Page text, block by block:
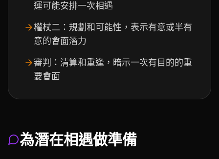
運可能安排一次相遇
權杖二：規劃和可能性，表示有意或半有
意的會面潛力
審判：清算和重逢，暗示一次有目的的重
要會面
為潛在相遇做準備